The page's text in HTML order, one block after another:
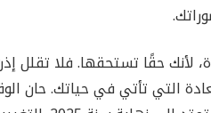
لأنك حقًا تستحقها. فلا تقلل
التي تأتي في حياتك. حان